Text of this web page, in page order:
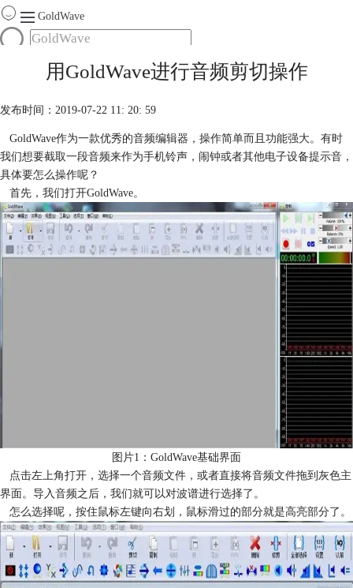
GoldWave
购买
用GoldWave进行音频剪切操作
发布时间：2019-07-22 11: 20: 59
GoldWave作为一款优秀的音频编辑器，操作简单而且功能强大。有时
我们想要截取一段音频来作为手机铃声，闹钟或者其他电子设备提示音，
具体要怎么操作呢？
首先，我们打开GoldWave。
图片1：GoldWave基础界面
点击左上角打开，选择一个音频文件，或者直接将音频文件拖到灰色主
界面。导入音频之后，我们就可以对波谱进行选择了。
怎么选择呢，按住鼠标左键向右划，鼠标滑过的部分就是高亮部分了。